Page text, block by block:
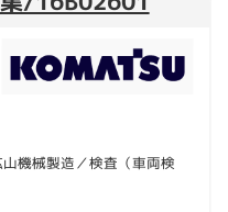
機械製造／検査（車両検